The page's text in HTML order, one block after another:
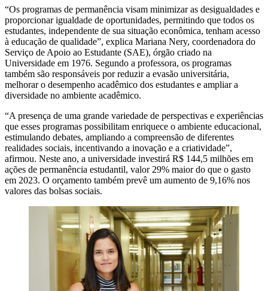
“Os programas de permanência visam minimizar as desigualdades e
proporcionar igualdade de oportunidades, permitindo que todos os
estudantes, independente de sua situação econômica, tenham acesso
à educação de qualidade”, explica Mariana Nery, coordenadora do
Serviço de Apoio ao Estudante (SAE), órgão criado na
Universidade em 1976. Segundo a professora, os programas
também são responsáveis por reduzir a evasão universitária,
melhorar o desempenho acadêmico dos estudantes e ampliar a
diversidade no ambiente acadêmico.
“A presença de uma grande variedade de perspectivas e experiências
que esses programas possibilitam enriquece o ambiente educacional,
estimulando debates, ampliando a compreensão de diferentes
realidades sociais, incentivando a inovação e a criatividade”,
afirmou. Neste ano, a universidade investirá R$ 144,5 milhões em
ações de permanência estudantil, valor 29% maior do que o gasto
em 2023. O orçamento também prevê um aumento de 9,16% nos
valores das bolsas sociais.